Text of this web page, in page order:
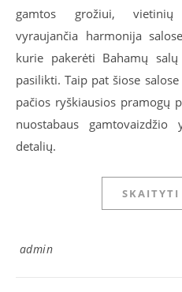
gamtos grožiui, vietinių
vyraujančia harmonija
kurie pakerėti Bahamų
pasilikti. Taip pat šiose
pačios ryškiausios pramogų
nuostabaus
detalių.
admin